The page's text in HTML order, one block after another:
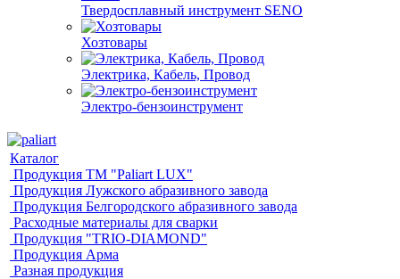
Твердосплавный инструмент SENO
Хозтовары
Электрика, Кабель, Провод
Электро-бензоинструмент
Каталог
Продукция ТМ "Paliart LUX"
Продукция Лужского абразивного завода
Продукция Белгородского абразивного завода
Расходные материалы для сварки
Продукция "TRIO-DIAMOND"
Продукция Арма
Разная продукция